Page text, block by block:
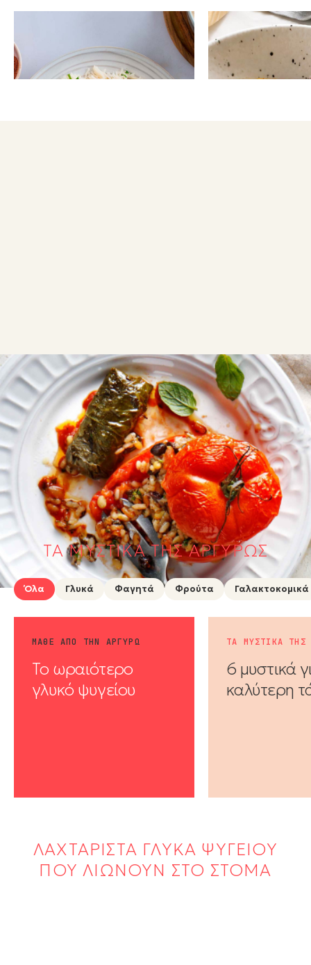
Vegan λευκή σάλτσα με
μανιτάρια και ρύζι
Πατάτες στο
ΣΥΝΟΔΕΥΤΙΚΑ
Τι ρύζι βάζουμε στα γεμιστά
ΤΑ ΜΥΣΤΙΚΑ ΤΗΣ ΑΡΓΥΡΩΣ
ΠΕΡΙΣΣΟΤΕΡΑ
ΤΑ ΜΥΣΤΙΚΑ ΤΗΣ ΑΡΓΥΡΩΣ
Όλα Γλυκά Φαγητά Φρούτα Γαλακτοκομικά
Το ωραιότερο
γλυκό ψυγείου
ΜΑΘΕ ΑΠΟ ΤΗΝ ΑΡΓΥΡΩ
6 μυστικά
καλύτερη
ΤΑ ΜΥΣΤΙΚΑ ΤΗΣ
ΛΑΧΤΑΡΙΣΤΑ ΓΛΥΚΑ ΨΥΓΕΙΟΥ
ΠΟΥ ΛΙΩΝΟΥΝ ΣΤΟ ΣΤΟΜΑ